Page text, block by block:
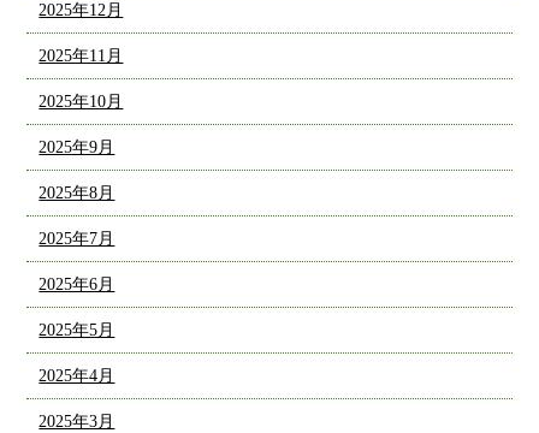
2025年12月
2025年11月
2025年10月
2025年9月
2025年8月
2025年7月
2025年6月
2025年5月
2025年4月
2025年3月